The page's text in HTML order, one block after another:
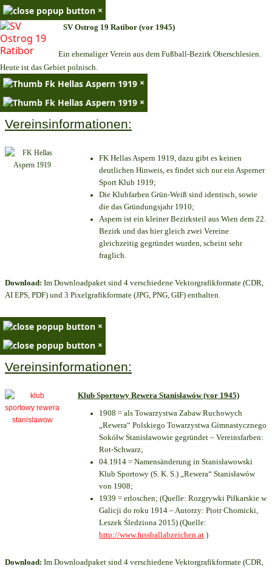
×
SV Ostrog 19 Ratibor (vor 1945)
Ein ehemaliger Verein aus dem Fußball-Bezirk Oberschlesien.
Heute ist das Gebiet polnisch.
×
×
Vereinsinformationen:
FK Hellas Aspern 1919, dazu gibt es keinen
deutlichen Hinweis, es findet sich nur ein Asperner
Sport Klub 1919;
Die Klubfarben Grün-Weiß sind identisch, sowie
die das Gründungsjahr 1910;
Aspern ist ein kleiner Bezirksteil aus Wien dem 22.
Bezirk und das hier gleich zwei Vereine
gleichzeitig gegründet wurden, scheint sehr
fraglich.
Download: Im Downloadpaket sind 4 verschiedene Vektorgrafikformate (CDR,
AI EPS, PDF) und 3 Pixelgrafikformate (JPG, PNG, GIF) enthalten.
×
×
Vereinsinformationen:
Klub Sportowy Rewera Stanisławów (vor 1945)
1908 = als Towarzystwa Zabaw Ruchowych
„Rewera“ Polskiego Towarzystwa Gimnastycznego
Sokółw Stanisławowie gegründet – Vereinsfarben:
Rot-Schwarz;
04.1914 = Namensänderung in Stanisławowski
Klub Sportowy (S. K. S.) „Rewera“ Stanisławów
von 1908;
1939 = erloschen; (Quelle: Rozgrywki Piłkarskie w
Galicji do roku 1914 – Autorzy: Piotr Chomicki,
Leszek Śledziona 2015) (Quelle:
http://www.fussballabzeichen.at )
Download: Im Downloadpaket sind 4 verschiedene Vektorgrafikformate (CDR,